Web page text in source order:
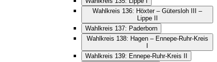
Wahlkreis 136: Höxter – Gütersloh III –
Lippe II
Wahlkreis 137: Paderborn
Wahlkreis 138: Hagen – Ennepe-Ruhr-Kreis
Wahlkreis 139: Ennepe-Ruhr-Kreis II